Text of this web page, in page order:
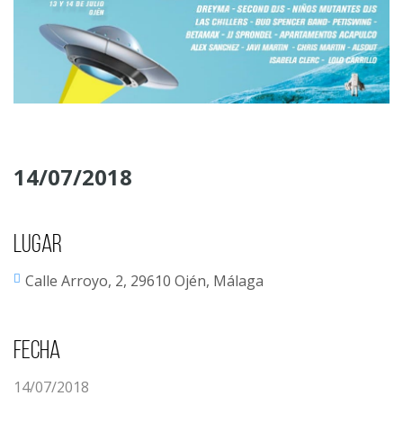
14/07/2018
Lugar
Calle Arroyo, 2, 29610 Ojén, Málaga
Fecha
14/07/2018